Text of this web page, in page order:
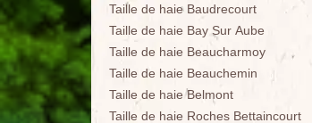
Taille de haie Baudrecourt
Taille de haie Bay Sur Aube
Taille de haie Beaucharmoy
Taille de haie Beauchemin
Taille de haie Belmont
Taille de haie Roches Bettaincourt